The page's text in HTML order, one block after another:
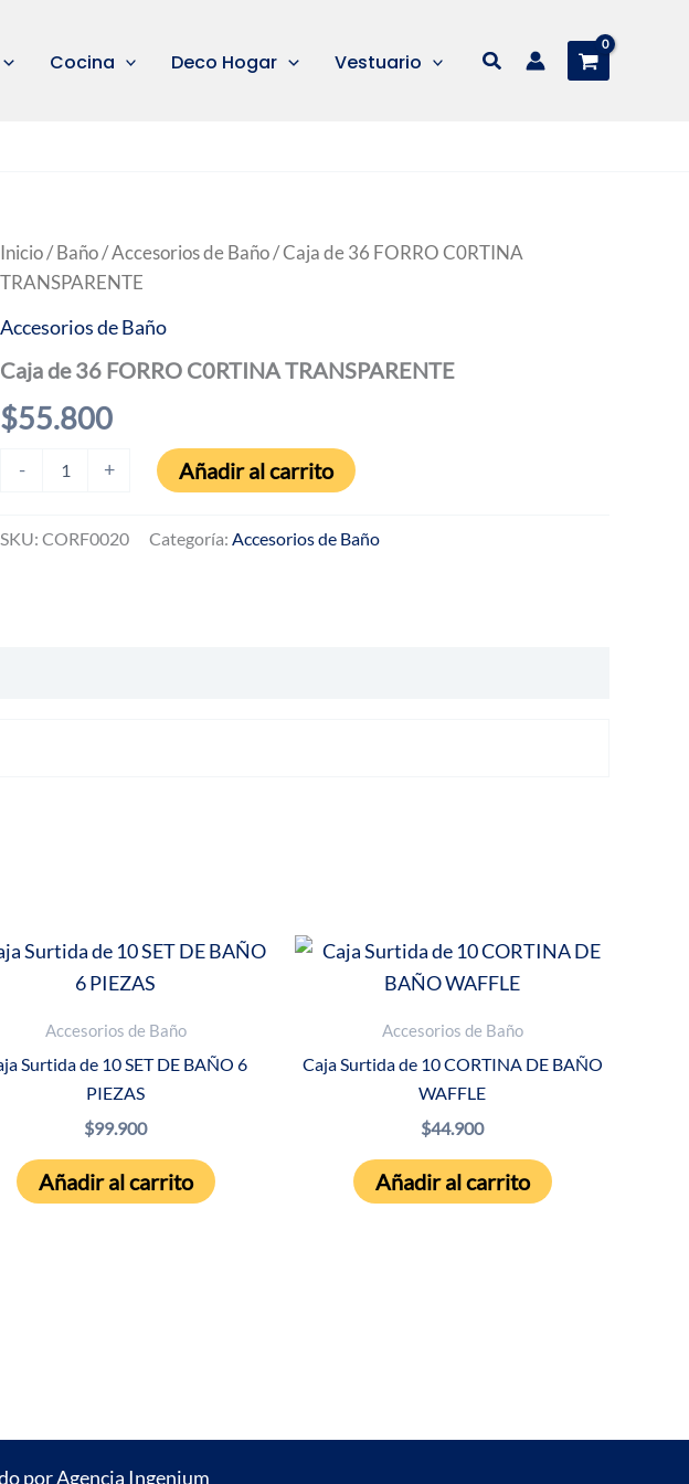
Cocina Deco Hogar Vestuario Buscar
Inicio/ Baño/Accesorios de Baño/ Caja de 36 FORRO C0RTINA
TRANSPARENTE
Accesorios de Baño
Caja de 36 FORRO C0RTINA TRANSPARENTE
$55.800
-
C0RTINA
+ Añadir al carrito
SKU: CORF0020 Categoría: Accesorios de Baño
Accesorios de Baño
Surtida de 10 SET DE BAÑO 6
PIEZAS
$99.900
Añadir al carrito
Accesorios de Baño
Caja Surtida de 10 CORTINA DE BAÑO
WAFFLE
$44.900
Añadir al carrito
porAgencia Ingenium